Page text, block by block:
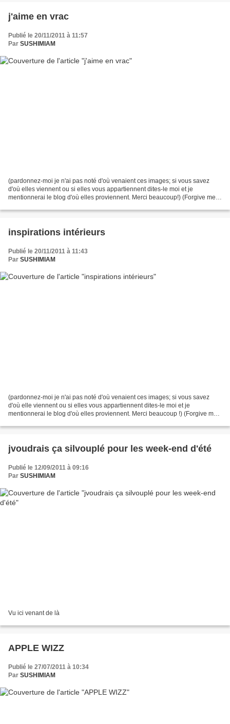
j'aime en vrac
Publié le 20/11/2011 à 11:57
Par SUSHIMIAM
(pardonnez-moi je n'ai pas noté d'où venaient ces images; si vous savez
d'où elles viennent ou si elles vous appartiennent dites-le moi et je
mentionnerai le blog d'où elles proviennent. Merci beaucoup!) (Forgive me I
inspirations intérieurs
Publié le 20/11/2011 à 11:43
Par SUSHIMIAM
(pardonnez-moi je n'ai pas noté d'où venaient ces images; si vous savez
d'où elle viennent ou si elles vous appartiennent dites-le moi et je
mentionnerai le blog d'où elles proviennent. Merci beaucoup !) (Forgive me I
jvoudrais ça silvouplé pour les week-end d'été
Publié le 12/09/2011 à 09:16
Par SUSHIMIAM
Vu ici venant de là
APPLE WIZZ
Publié le 27/07/2011 à 10:34
Par SUSHIMIAM